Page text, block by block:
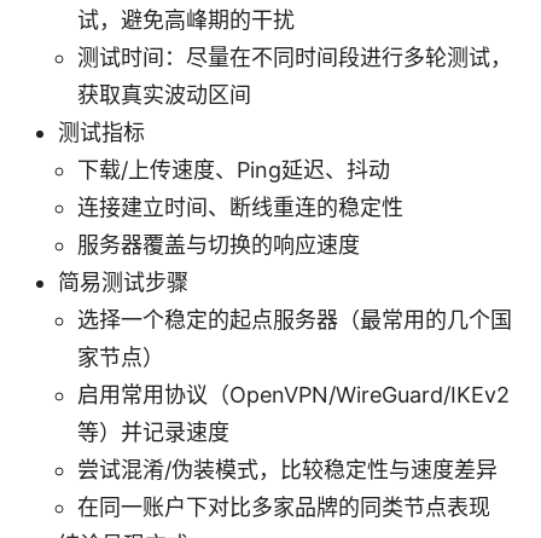
试，避免高峰期的干扰
测试时间：尽量在不同时间段进行多轮测试，
获取真实波动区间
测试指标
下载/上传速度、Ping延迟、抖动
连接建立时间、断线重连的稳定性
服务器覆盖与切换的响应速度
简易测试步骤
选择一个稳定的起点服务器（最常用的几个国
家节点）
启用常用协议（OpenVPN/WireGuard/IKEv2
等）并记录速度
尝试混淆/伪装模式，比较稳定性与速度差异
在同一账户下对比多家品牌的同类节点表现